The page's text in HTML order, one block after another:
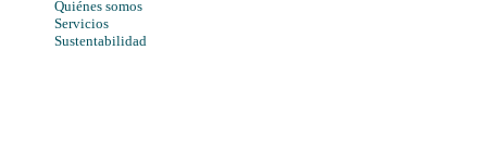
Quiénes somos
Servicios
Sustentabilidad